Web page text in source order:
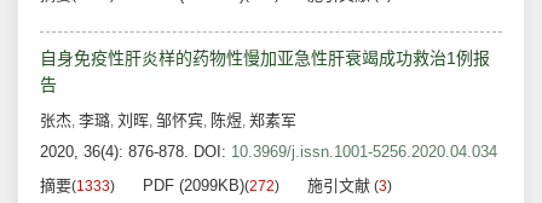
自身免疫性肝炎样的药物性慢加亚急性肝衰竭成功救治1例报
告
张杰, 李璐, 刘晖, 邹怀宾, 陈煜, 郑素军
2020, 36(4): 876-878. DOI: 10.3969/j.issn.1001-5256.2020.04.034
摘要(1333) PDF (2099KB)(272) 施引文献 (3)